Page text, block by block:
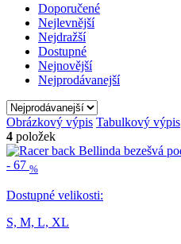
Doporučené
Nejlevnější
Nejdražší
Dostupné
Nejnovější
Nejprodávanejší
Obrázkový výpis Tabulkový výpis
4 položek
- 67 %
Dostupné velikosti:
S, M, L, XL